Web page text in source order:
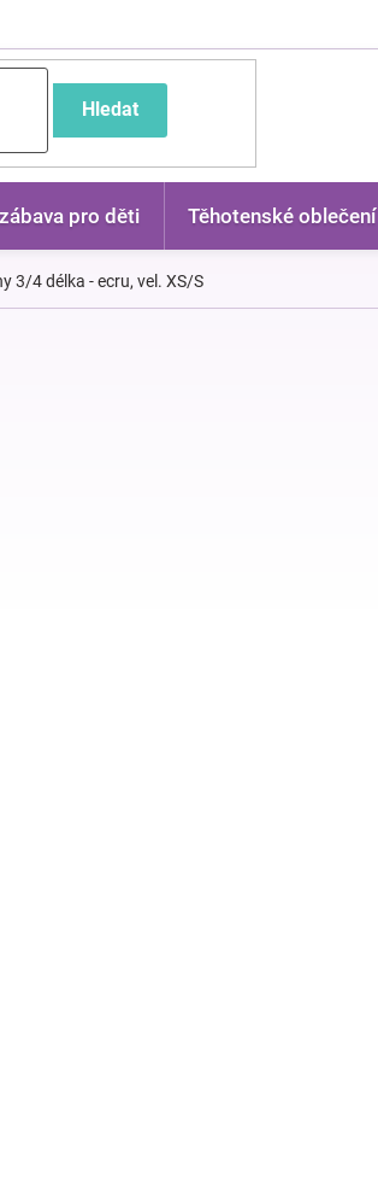
Hledat
pro děti Těhotenské oblečení
3/4 délka - ecru, vel. XS/S